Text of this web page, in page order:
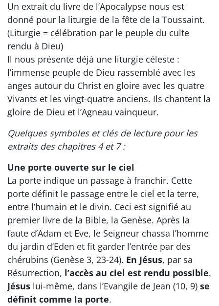
Un extrait du livre de l’Apocalypse nous est
donné pour la liturgie de la fête de la Toussaint.
(Liturgie = célébration par le peuple du culte
rendu à Dieu)
Il nous présente déjà une liturgie céleste :
l’immense peuple de Dieu rassemblé avec les
anges autour du Christ en gloire avec les quatre
Vivants et les vingt-quatre anciens. Ils chantent la
gloire de Dieu et l’Agneau vainqueur.
Quelques symboles et clés de lecture pour les
extraits des chapitres 4 et 7 :
Une porte ouverte sur le ciel
La porte indique un passage à franchir. Cette
porte définit le passage entre le ciel et la terre,
entre l’humain et le divin. Ceci est signifié au
premier livre de la Bible, la Genèse. Après la
faute d’Adam et Eve, le Seigneur chassa l’homme
du jardin d’Eden et fit garder l’entrée par des
chérubins (Genèse 3, 23-24). En Jésus, par sa
Résurrection, l’accès au ciel est rendu possible.
Jésus lui-même, dans l’Evangile de Jean (10, 9) se
définit comme la porte.